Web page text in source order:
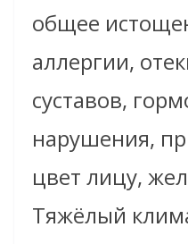
общее
аллергии,
суставов,
нарушения,
цвет лицу,
Тяжёлый